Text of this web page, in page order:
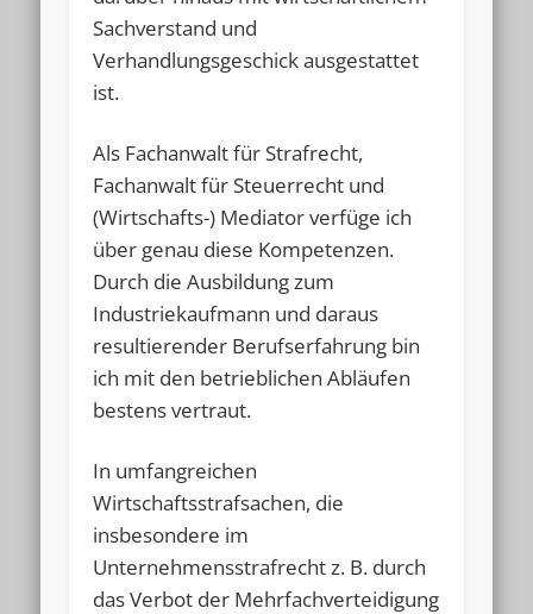
Sachverstand und
Verhandlungsgeschick ausgestattet
ist.
Als Fachanwalt für Strafrecht,
Fachanwalt für Steuerrecht und
(Wirtschafts-) Mediator verfüge ich
über genau diese Kompetenzen.
Durch die Ausbildung zum
Industriekaufmann und daraus
resultierender Berufserfahrung bin
ich mit den betrieblichen Abläufen
bestens vertraut.
In umfangreichen
Wirtschaftsstrafsachen, die
insbesondere im
Unternehmensstrafrecht z. B. durch
das Verbot der Mehrfachverteidigung